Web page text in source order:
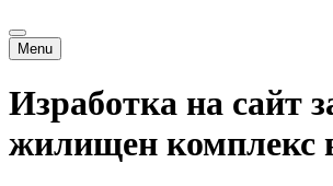
Menu
Изработка на сайт
жилищен комплекс